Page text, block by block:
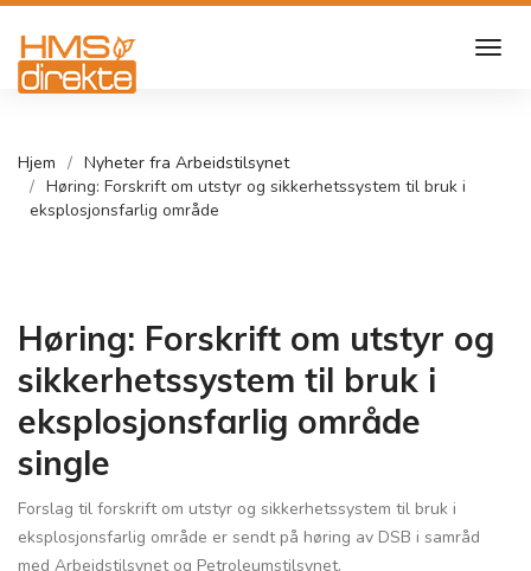
Hjem
Nyheter fra Arbeidstilsynet
Høring: Forskrift om utstyr og sikkerhetssystem til bruk i
eksplosjonsfarlig område
Høring: Forskrift om utstyr og
sikkerhetssystem til bruk i
eksplosjonsfarlig område
single
Forslag til forskrift om utstyr og sikkerhetssystem til bruk i
eksplosjonsfarlig område er sendt på høring av DSB i samråd
med Arbeidstilsynet og Petroleumstilsynet.